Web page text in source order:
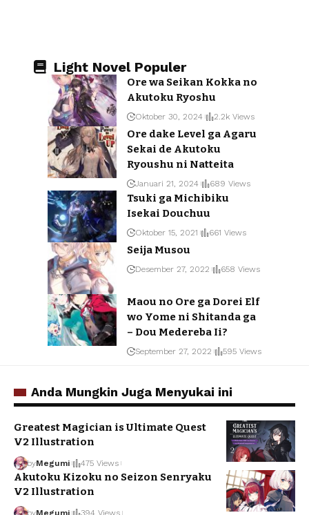
Light Novel Populer
Ore wa Seikan Kokka no
Akutoku Ryoshu
Oktober 30, 2024 2.2k Views
Ore dake Level ga Agaru
Sekai de Akutoku
Ryoushu ni Natteita
Januari 21, 2024 689 Views
Tsuki ga Michibiku
Isekai Douchuu
Oktober 15, 2021 661 Views
Seija Musou
Desember 27, 2022 658 Views
Maou no Ore ga Dorei Elf
wo Yome ni Shitanda ga
– Dou Medereba Ii?
September 27, 2022 595 Views
Anda Mungkin Juga Menyukai ini
Greatest Magician is Ultimate Quest
V2 Illustration
byMegumi 475 Views
Akutoku Kizoku no Seizon Senryaku
V2 Illustration